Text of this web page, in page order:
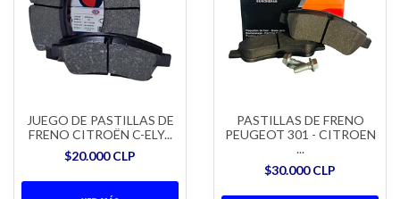
JUEGO DE PASTILLAS DE
FRENO CITROËN C-ELY...
$20.000 CLP
PASTILLAS DE FRENO
PEUGEOT 301 - CITROEN
...
$30.000 CLP